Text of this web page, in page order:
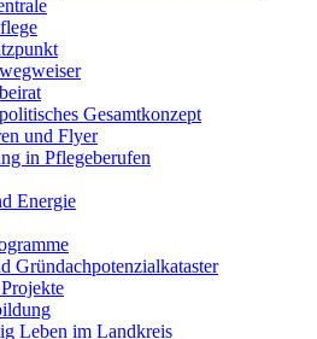
Gesamtkonzept
und Flyer
in Pflegeberufen
Energie
Gründachpotenzialkataster
Leben im Landkreis